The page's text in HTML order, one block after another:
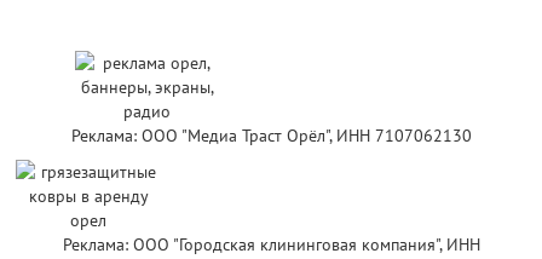
Реклама: ООО "Медиа Траст Орёл", ИНН 7107062130
Реклама: ООО "Городская клининговая компания", ИНН